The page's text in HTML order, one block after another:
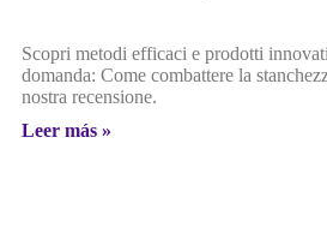
Scopri metodi efficaci e prodotti
domanda: Come combattere la
nostra recensione.
Leer más »